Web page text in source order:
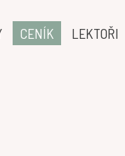
CENÍK LEKTOŘI